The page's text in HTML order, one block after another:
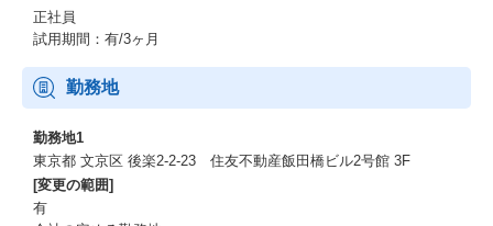
正社員
試用期間：有/3ヶ月
勤務地
勤務地1
東京都 文京区 後楽2-2-23 住友不動産飯田橋ビル2号館 3F
[変更の範囲]
有